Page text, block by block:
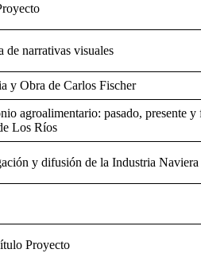
de narrativas visuales
y Obra de Carlos Fischer
agroalimentario: pasado, presente
Los Ríos
y difusión de la Industria
Proyecto